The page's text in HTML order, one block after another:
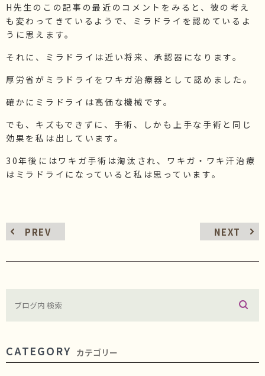
H先生のこの記事の最近のコメントをみると、彼の考え
も変わってきているようで、ミラドライを認めているよ
うに思えます。
それに、ミラドライは近い将来、承認器になります。
厚労省がミラドライをワキガ治療器として認めました。
確かにミラドライは高価な機械です。
でも、キズもできずに、手術、しかも上手な手術と同じ
効果を私は出しています。
30年後にはワキガ手術は淘汰され、ワキガ・ワキ汗治療
はミラドライになっていると私は思っています。
PREV NEXT
CATEGORY カテゴリー